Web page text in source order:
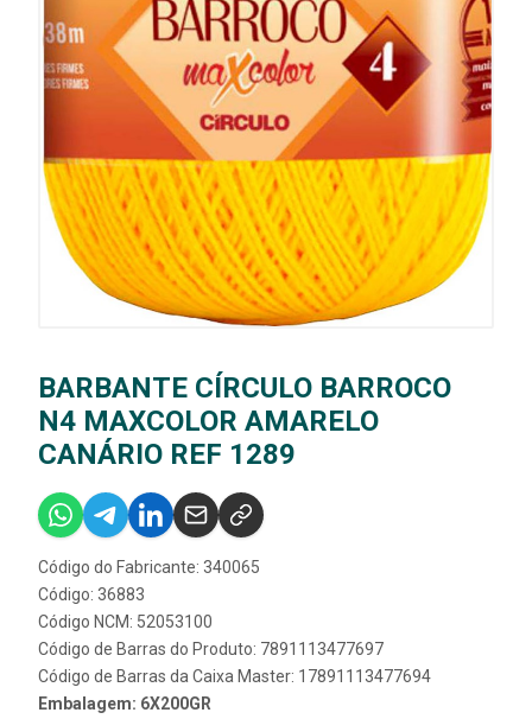
BARBANTE CÍRCULO BARROCO
N4 MAXCOLOR AMARELO
CANÁRIO REF 1289
Código do Fabricante: 340065
Código: 36883
Código NCM: 52053100
Código de Barras do Produto: 7891113477697
Código de Barras da Caixa Master: 17891113477694
Embalagem: 6X200GR